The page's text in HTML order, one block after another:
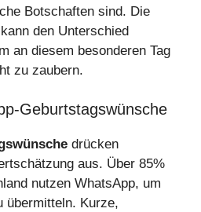
Botschaften sind. Die
den Unterschied
an diesem besonderen Tag
zu zaubern.
Geburtstagswünsche
drücken
aus. Über 85%
nutzen WhatsApp, um
übermitteln. Kurze,